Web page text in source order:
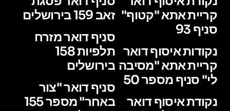
קריית אתא "קטוף"
סניף 93
נקודות איסוף דואר
קריית אתא "מסיבה
לי" סניף מספר 50
נקודת איסוף דואר
זאב 159 בירושלים
סניף דואר מזרח
תלפיות 158
בירושלים
סניף דואר "צור
באחר" מספר 155